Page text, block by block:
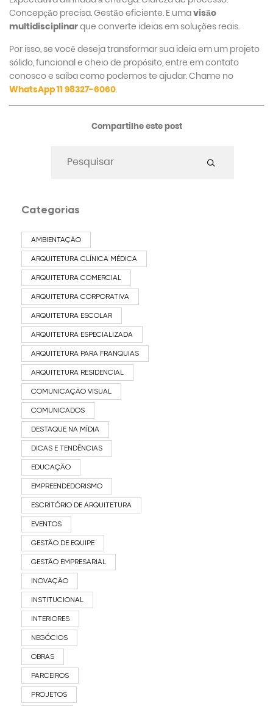
Concepção precisa. Gestão eficiente. E umavisão
multidisciplinarque converte ideias em soluções reais.
Por isso, se você deseja transformar sua ideia em um projeto
sólido, funcional e cheio de propósito, entre em contato
conosco e saiba como podemos te ajudar. Chame no
WhatsApp 11 98327-6060.
Compartilhe este post
Categorias
AMBIENTAÇÃO
ARQUITETURA CLÍNICA MÉDICA
ARQUITETURA COMERCIAL
ARQUITETURA CORPORATIVA
ARQUITETURA ESCOLAR
ARQUITETURA ESPECIALIZADA
ARQUITETURA PARA FRANQUIAS
ARQUITETURA RESIDENCIAL
COMUNICAÇÃO VISUAL
COMUNICADOS
DESTAQUE NA MÍDIA
DICAS E TENDÊNCIAS
EDUCAÇÃO
EMPREENDEDORISMO
ESCRITÓRIO DE ARQUITETURA
EVENTOS
GESTÃO DE EQUIPE
GESTÃO EMPRESARIAL
INOVAÇÃO
INSTITUCIONAL
INTERIORES
NEGÓCIOS
OBRAS
PARCEIROS
PROJETOS